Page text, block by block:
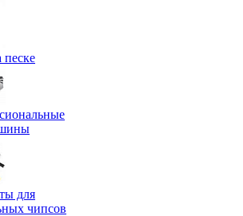
песке
для
чипсов